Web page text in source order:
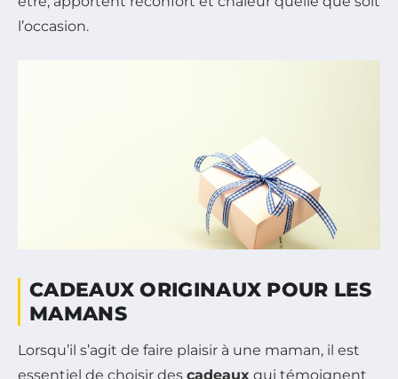
l’occasion.
CADEAUX ORIGINAUX POUR LES
MAMANS
Lorsqu’il s’agit de faire plaisir à une maman, il est
essentiel de choisir des cadeaux qui témoignent